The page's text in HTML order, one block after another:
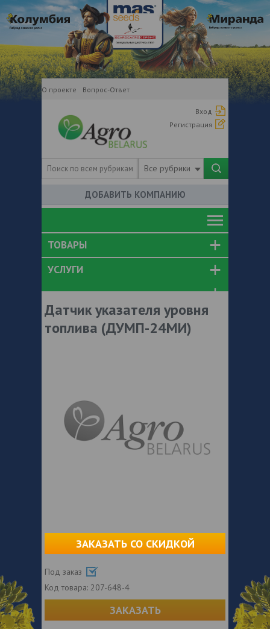
О проекте Вопрос-Ответ
Вход
Регистрация
Все рубрики
ДОБАВИТЬ КОМПАНИЮ
ТОВАРЫ
УСЛУГИ
Датчик указателя уровня
топлива (ДУМП-24МИ)
ЗАКАЗАТЬ СО СКИДКОЙ
Под заказ
Код товара: 207-648-4
ЗАКАЗАТЬ